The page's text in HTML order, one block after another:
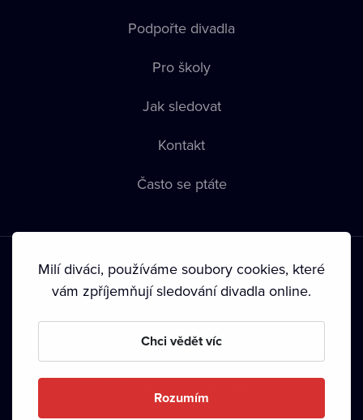
Podpořte divadla
Pro školy
Jak sledovat
Kontakt
Často se ptáte
Podmínky používání • Ochrana soukromí • Zásady používání
• Autorská práva•
Milí diváci, používáme soubory cookies, které
vám zpříjemňují sledování divadla online.
Chci vědět víc
Rozumím